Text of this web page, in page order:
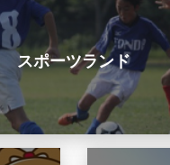
スポーツランド